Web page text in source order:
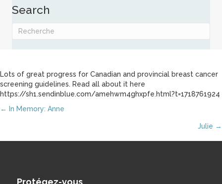
Search
Lots of great progress for Canadian and provincial breast cancer
screening guidelines. Read all about it here
https://sh1.sendinblue.com/amehwm4ghxpfe.html?t=1718761924
Posts
← In Memory: Anne
Julie →
Protégez-vous